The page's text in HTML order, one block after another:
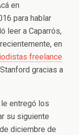
en
para hablar
leer a Caparrós,
en
freelance
gracias a
entregó los
su siguiente
diciembre de